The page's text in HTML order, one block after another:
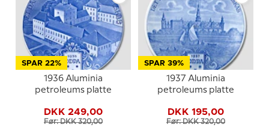
SPAR 22%
1936 Aluminia
petroleums platte
DKK 249,00
Før: DKK 320,00
SPAR 39%
1937 Aluminia
petroleums platte
DKK 195,00
Før: DKK 320,00